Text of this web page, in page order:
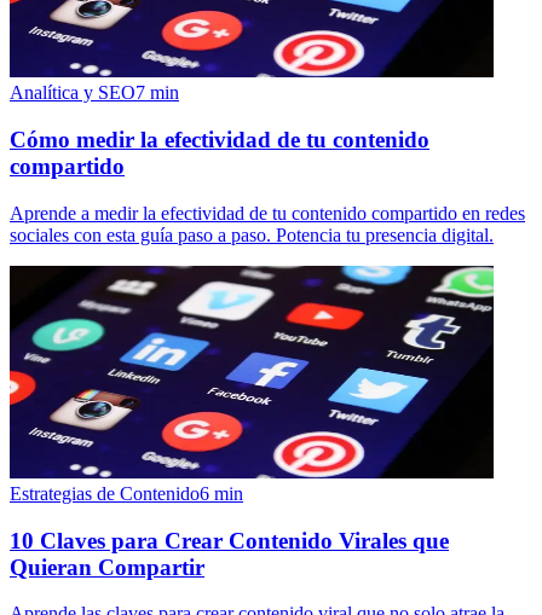
Analítica y SEO7 min
Cómo medir la efectividad de tu contenido
compartido
Aprende a medir la efectividad de tu contenido compartido en redes
sociales con esta guía paso a paso. Potencia tu presencia digital.
Estrategias de Contenido6 min
10 Claves para Crear Contenido Virales que
Quieran Compartir